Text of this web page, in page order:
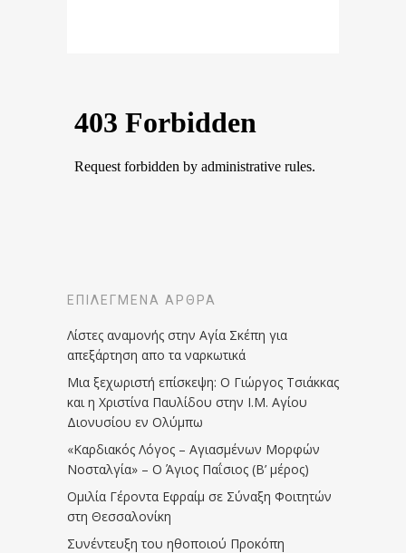
ΕΠΙΛΕΓΜΈΝΑ ΆΡΘΡΑ
Λίστες αναμονής στην Αγία Σκέπη για
απεξάρτηση απο τα ναρκωτικά
Μια ξεχωριστή επίσκεψη: Ο Γιώργος Τσιάκκας
και η Χριστίνα Παυλίδου στην Ι.Μ. Αγίου
Διονυσίου εν Ολύμπω
«Καρδιακός Λόγος – Αγιασμένων Μορφών
Νοσταλγία» – Ο Άγιος Παΐσιος (Β’ μέρος)
Ομιλία Γέροντα Εφραίμ σε Σύναξη Φοιτητών
στη Θεσσαλονίκη
Συνέντευξη του ηθοποιού Προκόπη